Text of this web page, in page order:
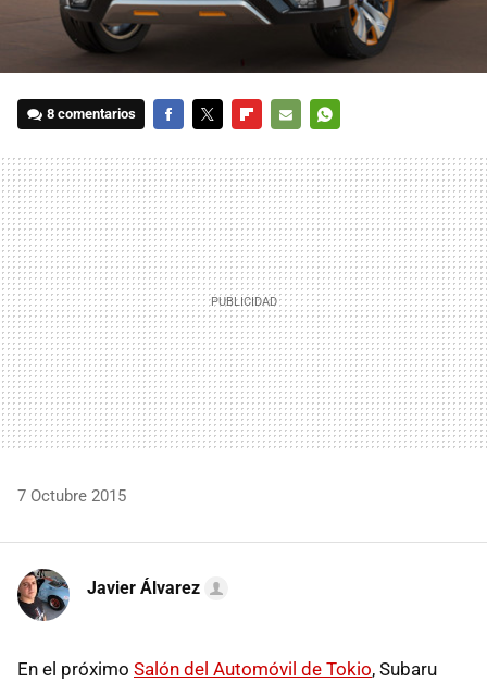
8 comentarios
MAIL
7 Octubre 2015
Javier Álvarez
En el próximo Salón del Automóvil de Tokio, Subaru